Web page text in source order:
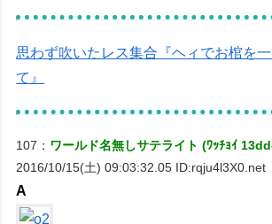
思わず吹いたレス集合『ヘィでお棺を
て』
107： ワールド名無しサテライト (ﾜｯﾁｮｲ
2016/10/15(土) 09:03:32.05 ID:rqju4l3X0.net
A